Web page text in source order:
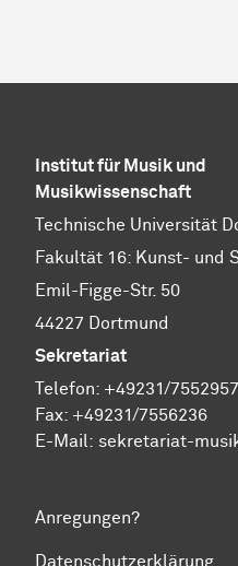
Institut für Musik und
Musikwissenschaft
Technische Universität
Fakultät 16: Kunst- und
Emil-Figge-Str. 50
44227 Dortmund
Sekretariat
Telefon: +49231/7552957
Fax: +49231/7556236
E-Mail: sekretariat-
Anregungen?
Datenschutzerklärung